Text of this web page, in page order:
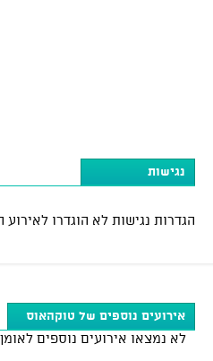
נגישות
הגדרות נגישות לא הוגדרו לאירוע
אירועים נוספים של טוקהאוס
לא נמצאו אירועים נוספים לאומן